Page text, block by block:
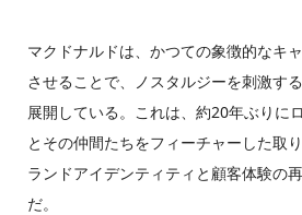
マクドナルドは、かつての象徴的なキ
させることで、ノスタルジーを刺激す
展開している。これは、約20年ぶりに
とその仲間たちをフィーチャーした取
ランドアイデンティティと顧客体験の
だ。